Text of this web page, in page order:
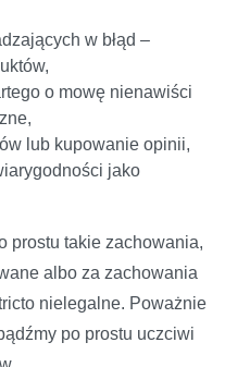
w błąd –
o mowę nienawiści
lub kupowanie opinii,
jako
prostu takie zachowania,
albo za zachowania
nielegalne. Poważnie
po prostu uczciwi